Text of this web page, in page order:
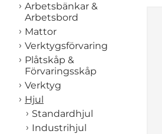
Arbetsbänkar &
Arbetsbord
Mattor
Verktygsförvaring
Plåtskåp &
Förvaringsskåp
Verktyg
Hjul
Standardhjul
Industrihjul